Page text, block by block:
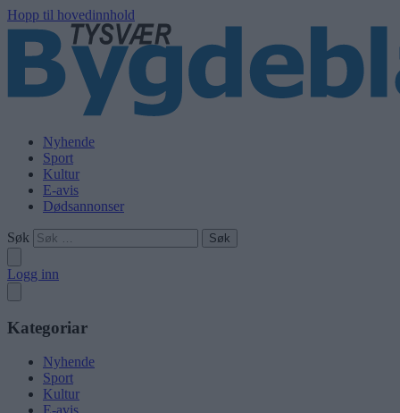
Hopp til hovedinnhold
Nyhende
Sport
Kultur
E-avis
Dødsannonser
Søk
Logg inn
Kategoriar
Nyhende
Sport
Kultur